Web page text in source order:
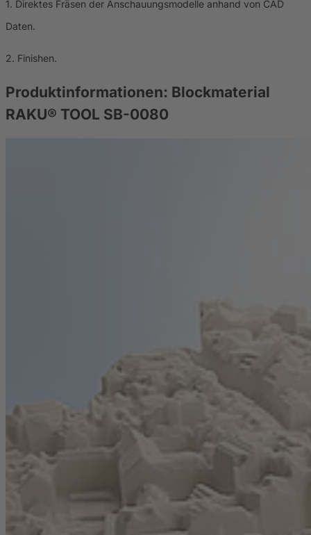
1. Direktes Fräsen der Anschauungsmodelle anhand von CAD
Daten.
2. Finishen.
Produktinformationen: Blockmaterial
RAKU® TOOL SB-0080